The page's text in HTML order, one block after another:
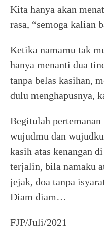
Kita hanya akan
rasa, “semoga kalian
Ketika namamu tak
hanya menanti dua
tanpa belas kasihan,
dulu menghapusnya,
Begitulah
wujudmu dan
kasih atas kenangan
terjalin, bila namaku
jejak, doa tanpa
Diam diam…
FJP/Juli/2021